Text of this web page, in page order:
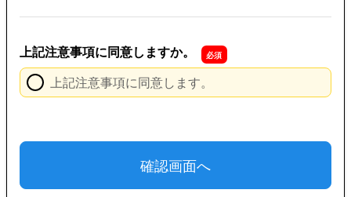
上記注意事項に同意しますか。
上記注意事項に同意します。